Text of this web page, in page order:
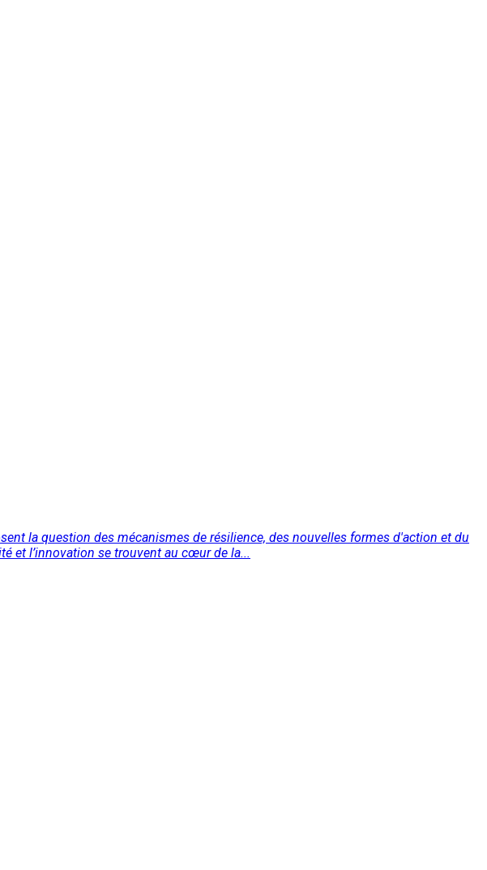
la question des mécanismes de résilience, des nouvelles formes d'action et du
et l’innovation se trouvent au cœur de la...